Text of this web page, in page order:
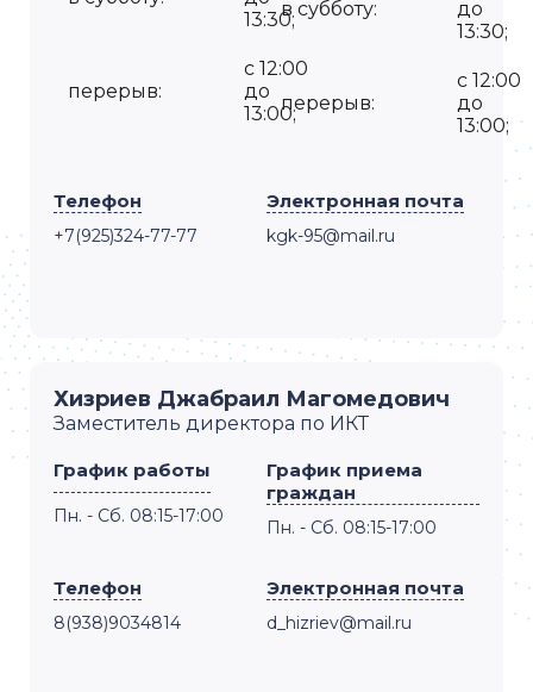
13:30;
перерыв:
с 12:00
до
13:00;
в субботу:
до
13:30;
перерыв:
с 12:00
до
13:00;
Телефон
+7(925)324-77-77
Электронная почта
kgk-95@mail.ru
Хизриев Джабраил Магомедович
Заместитель директора по ИКТ
График работы
Пн. - Сб. 08:15-17:00
График приема
граждан
Пн. - Сб. 08:15-17:00
Телефон
8(938)9034814
Электронная почта
d_hizriev@mail.ru